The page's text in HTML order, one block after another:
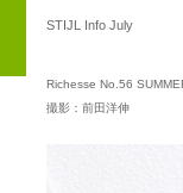
STIJL Info July
Richesse No.56
撮影：前田洋伸